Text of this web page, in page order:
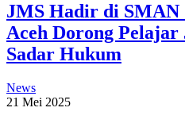
JMS Hadir di SMAN
Aceh Dorong Pelajar
Sadar Hukum
News
21 Mei 2025